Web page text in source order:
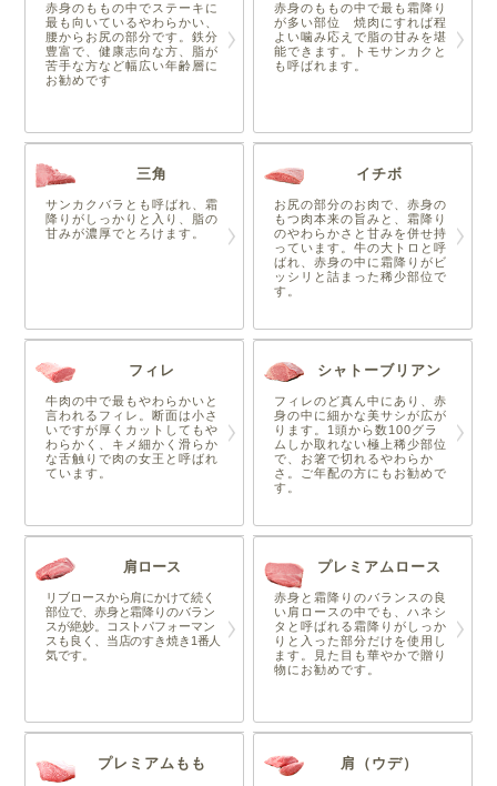
赤身のももの中でステーキに
最も向いているやわらかい、
腰からお尻の部分です。鉄分
豊富で、健康志向な方、脂が
苦手な方など幅広い年齢層に
お勧めです
赤身のももの中で最も霜降り
が多い部位 焼肉にすれば程
よい噛み応えで脂の甘みを堪
能できます。トモサンカクと
も呼ばれます。
三角
サンカクバラとも呼ばれ、霜
降りがしっかりと入り、脂の
甘みが濃厚でとろけます。
イチボ
お尻の部分のお肉で、赤身の
もつ肉本来の旨みと、霜降り
のやわらかさと甘みを併せ持
っています。牛の大トロと呼
ばれ、赤身の中に霜降りがビ
ッシリと詰まった稀少部位で
す。
フィレ
牛肉の中で最もやわらかいと
言われるフィレ。断面は小さ
いですが厚くカットしてもや
わらかく、キメ細かく滑らか
な舌触りで肉の女王と呼ばれ
ています。
シャトーブリアン
フィレのど真ん中にあり、赤
身の中に細かな美サシが広が
ります。1頭から数100グラ
ムしか取れない極上稀少部位
で、お箸で切れるやわらか
さ。ご年配の方にもお勧めで
す。
肩ロース
リブロースから肩にかけて続く
部位で、赤身と霜降りのバラン
スが絶妙。コストパフォーマン
スも良く、当店のすき焼き1番人
気です。
プレミアムロース
赤身と霜降りのバランスの良
い肩ロースの中でも、ハネシ
タと呼ばれる霜降りがしっか
りと入った部分だけを使用し
ます。見た目も華やかで贈り
物にお勧めです。
プレミアムもも 肩（ウデ）